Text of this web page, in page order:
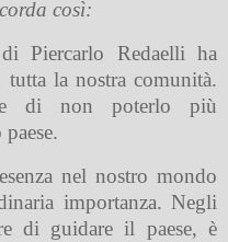
così:
Piercarlo Redaelli ha
tutta la nostra comunità.
di non poterlo più
nel nostro mondo
importanza. Negli
di guidare il paese, è